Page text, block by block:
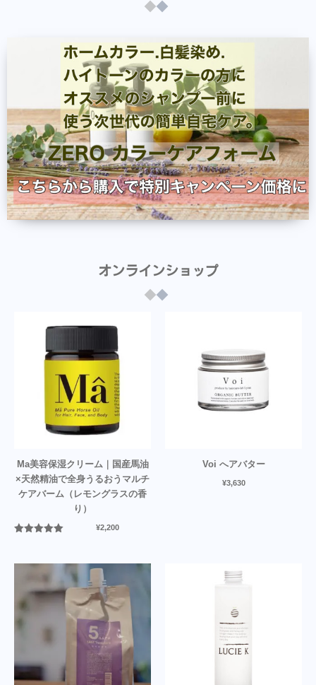
オンラインショップ
Ma美容保湿クリーム｜国産馬油
×天然精油で全身うるおうマルチ
ケアバーム（レモングラスの香
り）
¥2,200
Voi へアバター
¥3,630